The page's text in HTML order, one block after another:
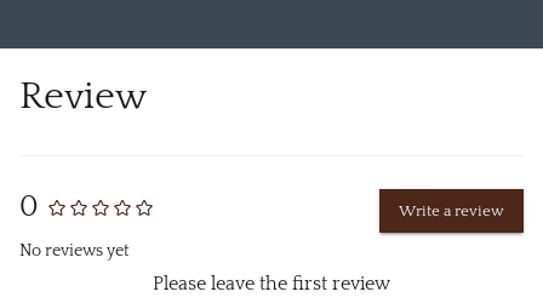
Review
0
No reviews yet
Write a review
Please leave the first review